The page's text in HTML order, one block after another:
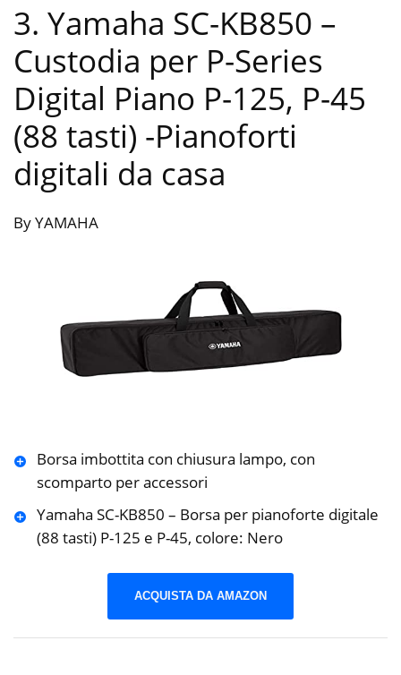
3. Yamaha SC-KB850 –
Custodia per P-Series
Digital Piano P-125, P-45
(88 tasti) -Pianoforti
digitali da casa
By YAMAHA
Borsa imbottita con chiusura lampo, con
scomparto per accessori
Yamaha SC-KB850 – Borsa per pianoforte digitale
(88 tasti) P-125 e P-45, colore: Nero
ACQUISTA DA AMAZON